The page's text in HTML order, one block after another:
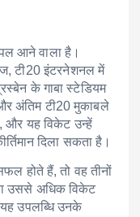
आने वाला है।
टी20 इंटरनेशनल में
के गाबा स्टेडियम
अंतिम टी20 मुकाबले
और यह विकेट उन्हें
दिला सकता है।
होते हैं, तो वह तीनों
उससे अधिक विकेट
उपलब्धि उनके